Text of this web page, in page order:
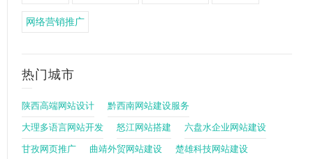
网络营销推广
热门城市
陕西高端网站设计 黔西南网站建设服务
大理多语言网站开发 怒江网站搭建 六盘水企业网站建设
甘孜网页推广 曲靖外贸网站建设 楚雄科技网站建设